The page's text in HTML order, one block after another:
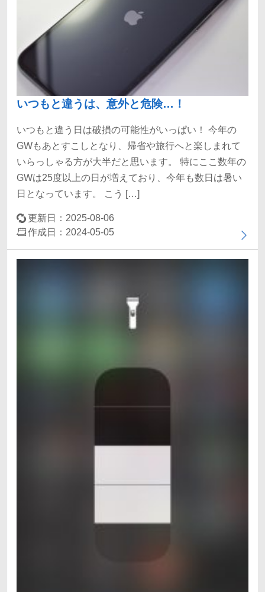
いつもと違うは、意外と危険…！
いつもと違う日は破損の可能性がいっぱい！ 今年の
GWもあとすこしとなり、帰省や旅行へと楽しまれて
いらっしゃる方が大半だと思います。 特にここ数年の
GWは25度以上の日が増えており、今年も数日は暑い
日となっています。 こう […]
更新日：2025-08-06
作成日：2024-05-05